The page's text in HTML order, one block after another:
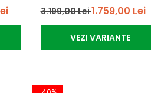
3.199,00 Lei1.759,00 Lei
VEZI VARIANTE